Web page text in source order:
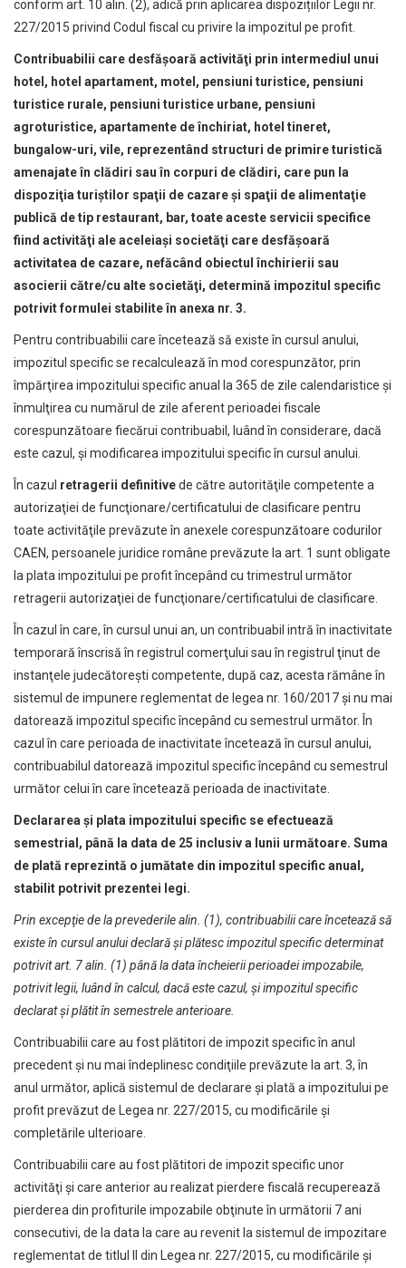
conform art. 10 alin. (2), adică prin aplicarea dispozițiilor Legii nr.
227/2015 privind Codul fiscal cu privire la impozitul pe profit.
Contribuabilii care desfăşoară activităţi prin intermediul unui
hotel, hotel apartament, motel, pensiuni turistice, pensiuni
turistice rurale, pensiuni turistice urbane, pensiuni
agroturistice, apartamente de închiriat, hotel tineret,
bungalow-uri, vile, reprezentând structuri de primire turistică
amenajate în clădiri sau în corpuri de clădiri, care pun la
dispoziţia turiştilor spaţii de cazare şi spaţii de alimentaţie
publică de tip restaurant, bar, toate aceste servicii specifice
fiind activităţi ale aceleiaşi societăţi care desfăşoară
activitatea de cazare, nefăcând obiectul închirierii sau
asocierii către/cu alte societăţi, determină impozitul specific
potrivit formulei stabilite în anexa nr. 3.
Pentru contribuabilii care încetează să existe în cursul anului,
impozitul specific se recalculează în mod corespunzător, prin
împărţirea impozitului specific anual la 365 de zile calendaristice şi
înmulţirea cu numărul de zile aferent perioadei fiscale
corespunzătoare fiecărui contribuabil, luând în considerare, dacă
este cazul, şi modificarea impozitului specific în cursul anului.
În cazul retragerii definitivede către autorităţile competente a
autorizaţiei de funcţionare/certificatului de clasificare pentru
toate activităţile prevăzute în anexele corespunzătoare codurilor
CAEN, persoanele juridice române prevăzute la art. 1 sunt obligate
la plata impozitului pe profit începând cu trimestrul următor
retragerii autorizaţiei de funcţionare/certificatului de clasificare.
În cazul în care, în cursul unui an, un contribuabil intră în inactivitate
temporară înscrisă în registrul comerţului sau în registrul ţinut de
instanţele judecătoreşti competente, după caz, acesta rămâne în
sistemul de impunere reglementat de legea nr. 160/2017 şi nu mai
datorează impozitul specific începând cu semestrul următor. În
cazul în care perioada de inactivitate încetează în cursul anului,
contribuabilul datorează impozitul specific începând cu semestrul
următor celui în care încetează perioada de inactivitate.
Declararea şi plata impozitului specific se efectuează
semestrial, până la data de 25 inclusiv a lunii următoare. Suma
de plată reprezintă o jumătate din impozitul specific anual,
stabilit potrivit prezentei legi.
Prin excepţie de la prevederile alin. (1), contribuabilii care încetează să
existe în cursul anului declară şi plătesc impozitul specific determinat
potrivit art. 7 alin. (1) până la data încheierii perioadei impozabile,
potrivit legii, luând în calcul, dacă este cazul, şi impozitul specific
declarat şi plătit în semestrele anterioare.
Contribuabilii care au fost plătitori de impozit specific în anul
precedent şi nu mai îndeplinesc condiţiile prevăzute la art. 3, în
anul următor, aplică sistemul de declarare şi plată a impozitului pe
profit prevăzut de Legea nr. 227/2015, cu modificările şi
completările ulterioare.
Contribuabilii care au fost plătitori de impozit specific unor
activităţi şi care anterior au realizat pierdere fiscală recuperează
pierderea din profiturile impozabile obţinute în următorii 7 ani
consecutivi, de la data la care au revenit la sistemul de impozitare
reglementat de titlul II din Legea nr. 227/2015, cu modificările şi